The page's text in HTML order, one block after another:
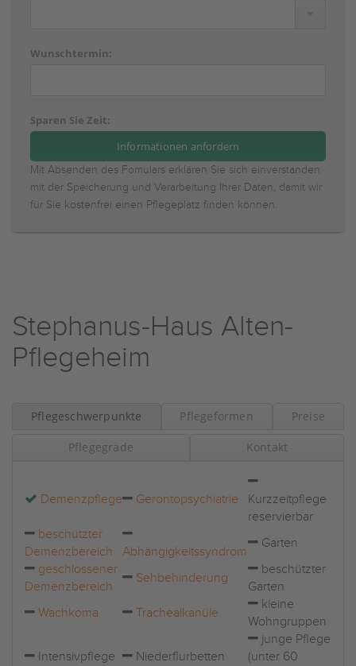
Wunschtermin:
Sparen Sie Zeit:
Mit Absenden des Fomulars erklären Sie sich einverstanden
mit der Speicherung und Verarbeitung Ihrer Daten, damit wir
für Sie kostenfrei einen Pflegeplatz finden können.
Stephanus-Haus Alten-
Pflegeheim
Pflegeschwerpunkte Pflegeformen Preise
Pflegegrade Kontakt
Demenzpflege Gerontopsychiatrie
Kurzzeitpflege
reservierbar
beschützter
Demenzbereich
Abhängigkeitssyndrom
Garten
geschlossener
Demenzbereich
Sehbehinderung
beschützter
Garten
Wachkoma
Trachealkanüle
kleine
Wohngruppen
Intensivpflege Niederflurbetten
junge Pflege
(unter 60